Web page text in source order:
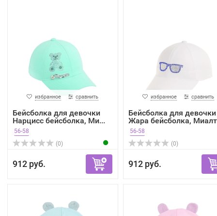
избранное сравнить
Бейсболка для девочки
Нарцисс бейсболка, Ми...
56-58
(0)
912 руб.
избранное сравнить
Бейсболка для девочки
Жара бейсболка,
56-58
(0)
912 руб.